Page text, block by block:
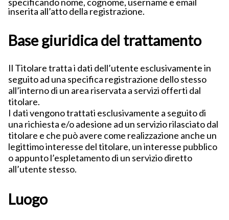
inserita all’atto della registrazione.
Base giuridica del trattamento
Il Titolare tratta i dati dell’utente esclusivamente in
seguito ad una specifica registrazione dello stesso
all’interno di un area riservata a servizi offerti dal
titolare.
I dati vengono trattati esclusivamente a seguito di
una richiesta e/o adesione ad un servizio rilasciato dal
titolare e che può avere come realizzazione anche un
legittimo interesse del titolare, un interesse pubblico
o appunto l’espletamento di un servizio diretto
all’utente stesso.
Luogo